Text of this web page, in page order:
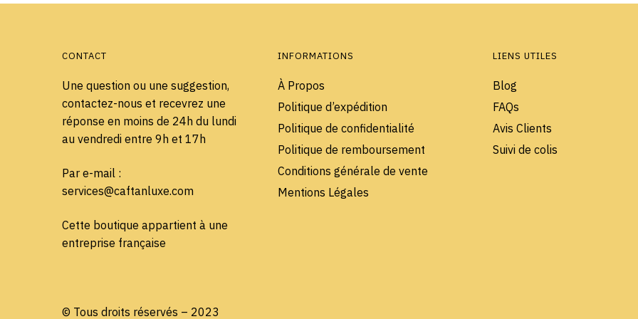
la
page
du
produit
page
du
produit
CONTACT
Une question ou une suggestion,
contactez-nous et recevrez une
réponse en moins de 24h du lundi
au vendredi entre 9h et 17h
Par e-mail :
services@caftanluxe.com
Cette boutique appartient à une
entreprise française
INFORMATIONS
À Propos
Politique d’expédition
Politique de confidentialité
Politique de remboursement
Conditions générale de vente
Mentions Légales
LIENS UTILES
Blog
FAQs
Avis Clients
Suivi de colis
© Tous droits réservés – 2023